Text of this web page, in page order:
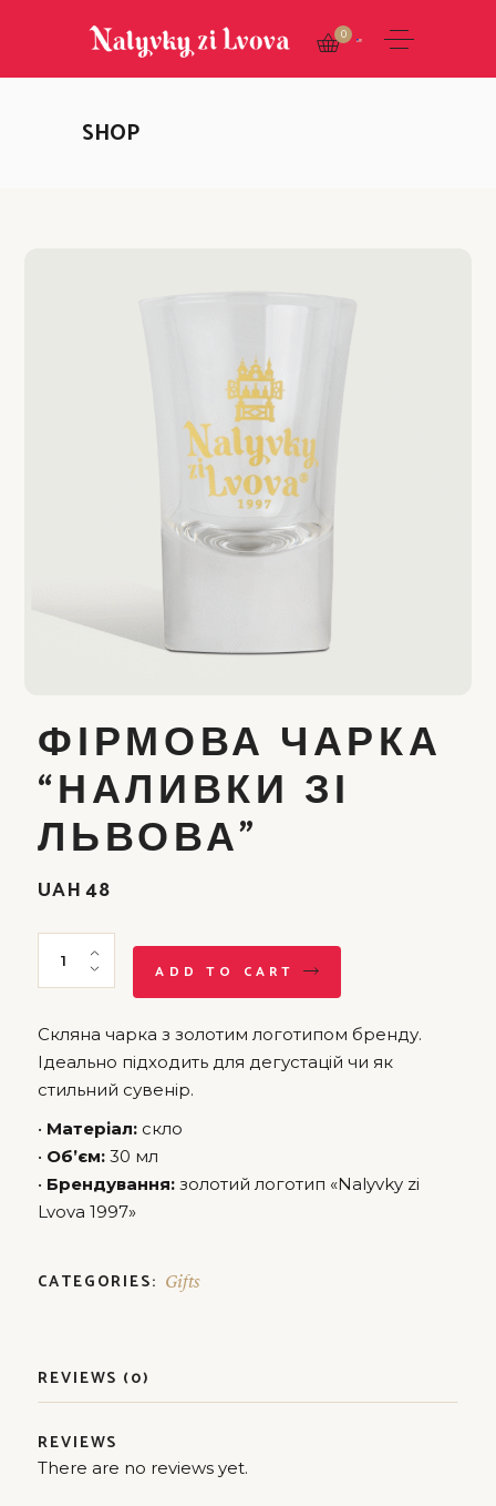
0
SHOP
ФІРМОВА ЧАРКА
“НАЛИВКИ ЗІ
ЛЬВОВА”
UAH48
Фірмова чарка "Наливки зі Львова" quantity
ADD TO CART
Скляна чарка з золотим логотипом бренду.
Ідеально підходить для дегустацій чи як
стильний сувенір.
• Матеріал: скло
• Об’єм: 30 мл
• Брендування: золотий логотип «Nalyvky zi
Lvova 1997»
CATEGORIES: Gifts
REVIEWS (0)
REVIEWS
There are no reviews yet.